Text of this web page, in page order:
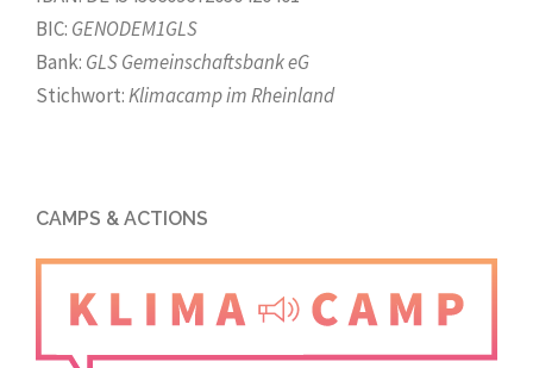
BIC: GENODEM1GLS
Bank: GLS Gemeinschaftsbank eG
Stichwort:Klimacamp im Rheinland
CAMPS & ACTIONS